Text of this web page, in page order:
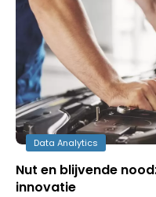
Data Analytics
Nut en blijvende
innovatie